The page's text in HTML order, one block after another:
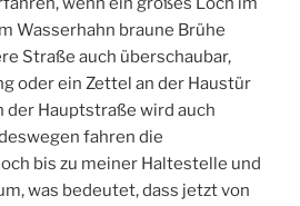
Wasserhahn braune Brühe
Straße auch überschaubar,
oder ein Zettel an der Haustür
der Hauptstraße wird auch
fahren die
bis zu meiner Haltestelle und
was bedeutet, dass jetzt von